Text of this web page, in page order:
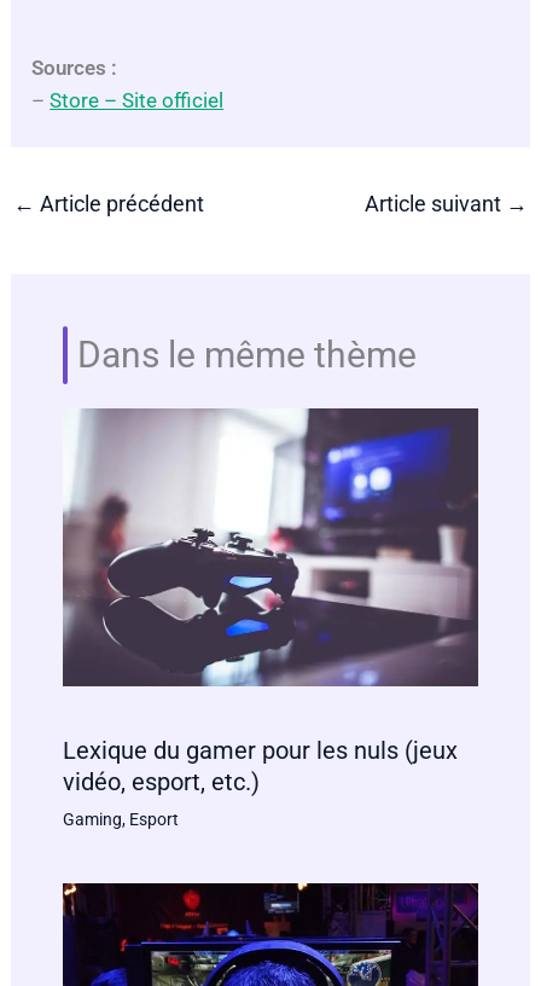
Sources :
–Store – Site officiel
← Article précédent Article suivant →
Dans le même thème
Lexique du gamer pour les nuls (jeux
vidéo, esport, etc.)
Gaming, Esport